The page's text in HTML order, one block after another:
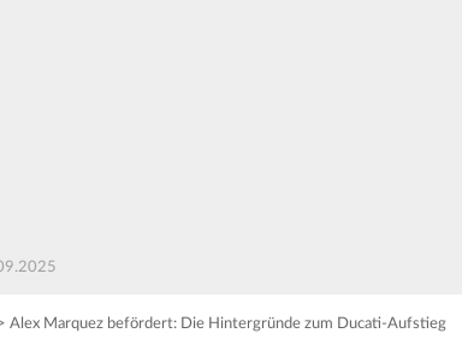
Alex Marquez befördert: Die Hintergründe zum Ducati-Aufstieg